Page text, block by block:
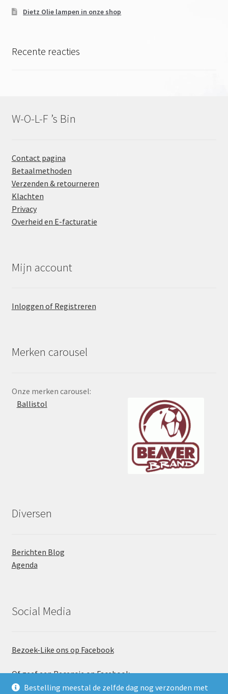
Bestelling meestal de zelfde dag nog verzonden met
Dietz Olie lampen in onze shop
Recente reacties
W-O-L-F ’s Bin
Contact pagina
Betaalmethoden
Verzenden & retourneren
Klachten
Privacy
Overheid en E-facturatie
Mijn account
Inloggen of Registreren
Merken carousel
Onze merken carousel:
Ballistol
Diversen
Berichten Blog
Agenda
Social Media
Bezoek-Like ons op Facebook
Of geef een Recensie op Facebook